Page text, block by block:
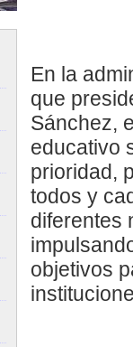
En la
que
Sánchez,
educativo
prioridad,
todos y
diferentes
objetivos